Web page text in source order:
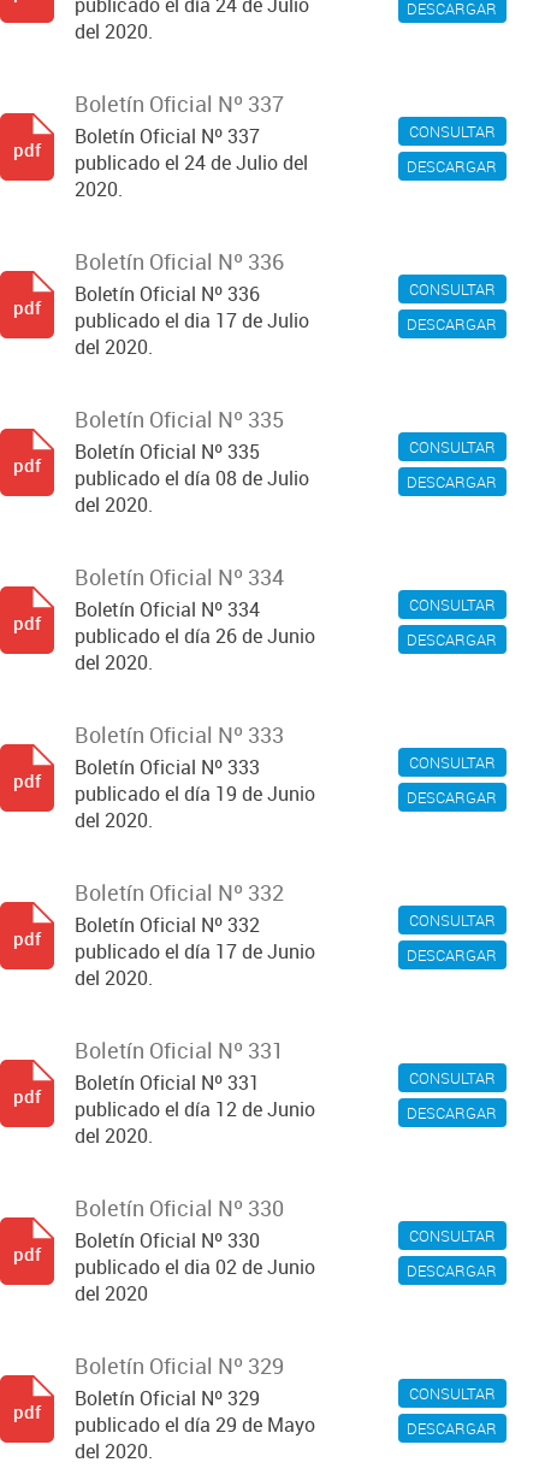
DESCARGAR
del 2020.
CONSULTAR
DESCARGAR
Boletín Oficial Nº 337
Boletín Oficial Nº 337
publicado el 24 de Julio del
2020.
pdf
CONSULTAR
DESCARGAR
Boletín Oficial Nº 336
Boletín Oficial Nº 336
publicado el dia 17 de Julio
del 2020.
pdf
CONSULTAR
DESCARGAR
Boletín Oficial Nº 335
Boletín Oficial Nº 335
publicado el día 08 de Julio
del 2020.
pdf
CONSULTAR
DESCARGAR
Boletín Oficial Nº 334
Boletín Oficial Nº 334
publicado el día 26 de Junio
del 2020.
pdf
CONSULTAR
DESCARGAR
Boletín Oficial Nº 333
Boletín Oficial Nº 333
publicado el día 19 de Junio
del 2020.
pdf
CONSULTAR
DESCARGAR
Boletín Oficial Nº 332
Boletín Oficial Nº 332
publicado el día 17 de Junio
del 2020.
pdf
CONSULTAR
DESCARGAR
Boletín Oficial Nº 331
Boletín Oficial Nº 331
publicado el día 12 de Junio
del 2020.
pdf
CONSULTAR
DESCARGAR
Boletín Oficial Nº 330
Boletín Oficial Nº 330
publicado el dia 02 de Junio
del 2020
pdf
CONSULTAR
DESCARGAR
Boletín Oficial Nº 329
Boletín Oficial Nº 329
publicado el día 29 de Mayo
del 2020.
pdf